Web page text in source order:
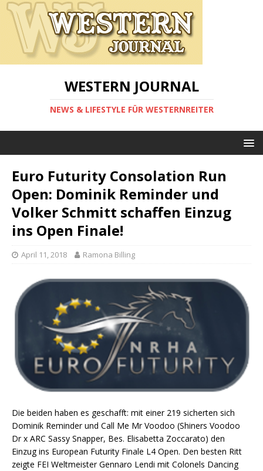
WESTERN JOURNAL
NEWS & LIFESTYLE FÜR WESTERNREITER
Euro Futurity Consolation Run
Open: Dominik Reminder und
Volker Schmitt schaffen Einzug
ins Open Finale!
April 11, 2018 Ramona Billing
Die beiden haben es geschafft: mit einer 219 sicherten sich
Dominik Reminder und Call Me Mr Voodoo (Shiners Voodoo
Dr x ARC Sassy Snapper, Bes. Elisabetta Zoccarato) den
Einzug ins European Futurity Finale L4 Open. Den besten Ritt
zeigte FEI Weltmeister Gennaro Lendi mit Colonels Dancing